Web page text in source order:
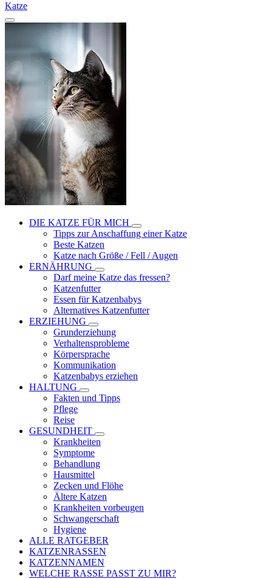
Katze
DIE KATZE FÜR MICH
Tipps zur Anschaffung einer Katze
Beste Katzen
Katze nach Größe / Fell / Augen
ERNÄHRUNG
Darf meine Katze das fressen?
Katzenfutter
Essen für Katzenbabys
Alternatives Katzenfutter
ERZIEHUNG
Grunderziehung
Verhaltensprobleme
Körpersprache
Kommunikation
Katzenbabys erziehen
HALTUNG
Fakten und Tipps
Pflege
Reise
GESUNDHEIT
Krankheiten
Symptome
Behandlung
Hausmittel
Zecken und Flöhe
Ältere Katzen
Krankheiten vorbeugen
Schwangerschaft
Hygiene
ALLE RATGEBER
KATZENRASSEN
KATZENNAMEN
WELCHE RASSE PASST ZU MIR?